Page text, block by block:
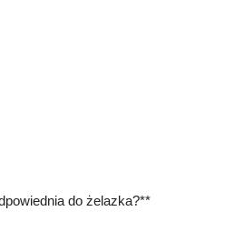
do żelazka?**